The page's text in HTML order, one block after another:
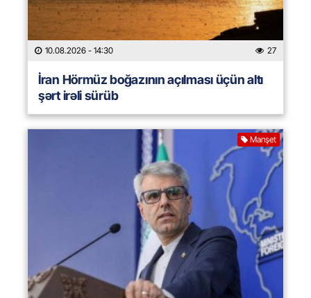
10.08.2026 - 14:30 27
İran Hörmüz boğazının açılması üçün altı
şərt irəli sürüb
Manşet